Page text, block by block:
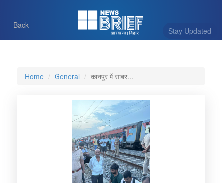
Stay Updated
Back
Home General कानपुर में साबर...